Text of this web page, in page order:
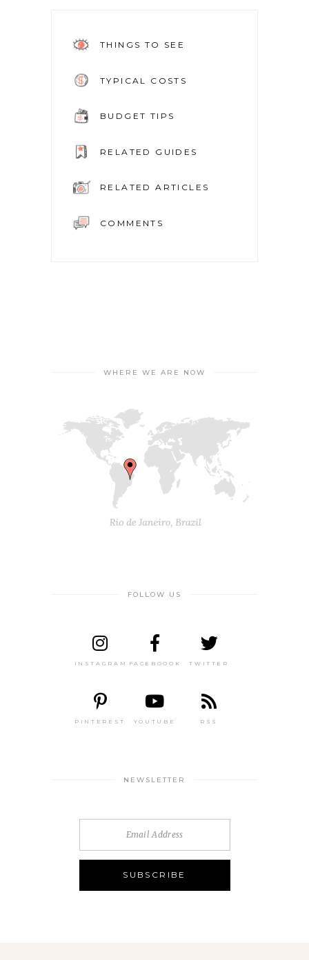
THINGS TO SEE
TYPICAL COSTS
BUDGET TIPS
RELATED GUIDES
RELATED ARTICLES
COMMENTS
WHERE WE ARE NOW
FOLLOW US
INSTAGRAM FACEBOOOK TWITTER
PINTEREST YOUTUBE RSS
NEWSLETTER